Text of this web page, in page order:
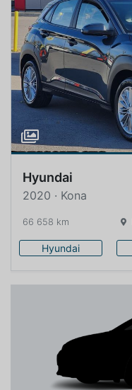
Hyundai
2020 · Kona
66 658 km
Hyundai